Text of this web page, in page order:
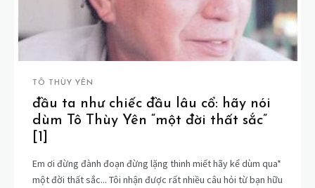
TÔ THÙY YÊN
đầu ta như chiếc đầu lâu cổ: hãy nói
dùm Tô Thùy Yên “một đời thất sắc”
[1]
Em ơi đừng đành đoạn đừng lặng thinh miết hãy kể dùm qua*
một đời thất sắc... Tôi nhận được rất nhiều câu hỏi từ bạn hữu